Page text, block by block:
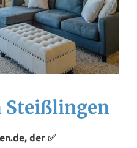
Steißlingen
der ✅